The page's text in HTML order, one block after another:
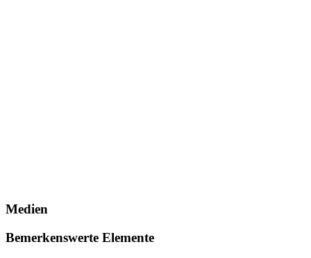
Medien
Bemerkenswerte Elemente